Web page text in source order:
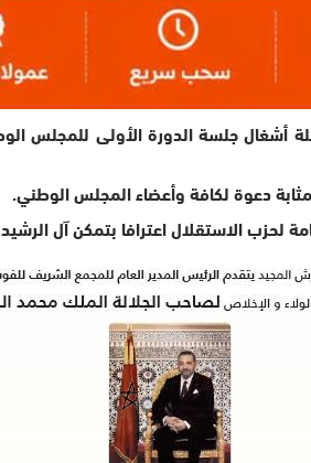
دعوة لكافة وأعضاء المجلس الوطني.
لحزب الاستقلال اعترافا بتمكن آل